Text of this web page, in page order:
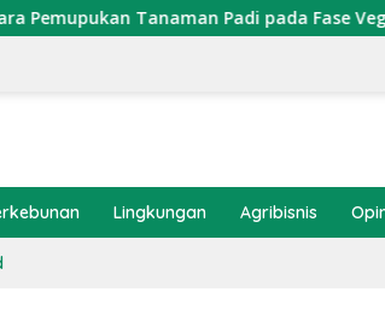
Padi pada Fase Vegetatif Aktif yang
Lingkungan Agribisnis